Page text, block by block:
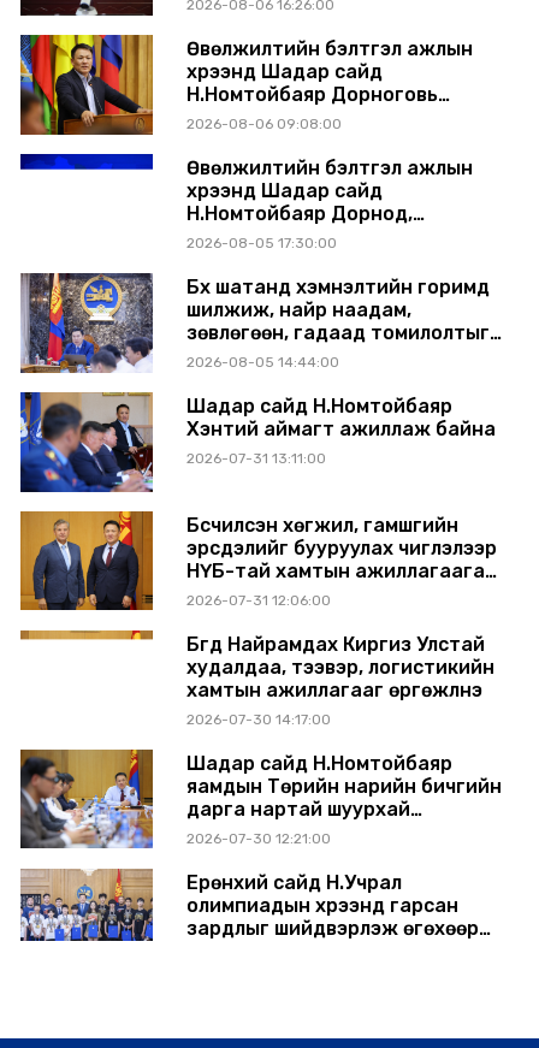
2026-08-06 16:26:00
Өвөлжилтийн бэлтгэл ажлын
хүрээнд Шадар сайд
Н.Номтойбаяр Дорноговь
аймагт ажиллав
2026-08-06 09:08:00
Өвөлжилтийн бэлтгэл ажлын
хүрээнд Шадар сайд
Н.Номтойбаяр Дорнод,
Сүхбаатар аймагт ажиллав
2026-08-05 17:30:00
Бүх шатанд хэмнэлтийн горимд
шилжиж, найр наадам,
зөвлөгөөн, гадаад томилолтыг
хориглолоо
2026-08-05 14:44:00
Шадар сайд Н.Номтойбаяр
Хэнтий аймагт ажиллаж байна
2026-07-31 13:11:00
Бүсчилсэн хөгжил, гамшгийн
эрсдэлийг бууруулах чиглэлээр
НҮБ-тай хамтын ажиллагаагаа
өргөжүүлэхээр санал солилцлоо
2026-07-31 12:06:00
Бүгд Найрамдах Киргиз Улстай
худалдаа, тээвэр, логистикийн
хамтын ажиллагааг өргөжүүлнэ
2026-07-30 14:17:00
Шадар сайд Н.Номтойбаяр
яамдын Төрийн нарийн бичгийн
дарга нартай шуурхай
хуралдлаа
2026-07-30 12:21:00
Ерөнхий сайд Н.Учрал
олимпиадын хүрээнд гарсан
зардлыг шийдвэрлэж өгөхөөр